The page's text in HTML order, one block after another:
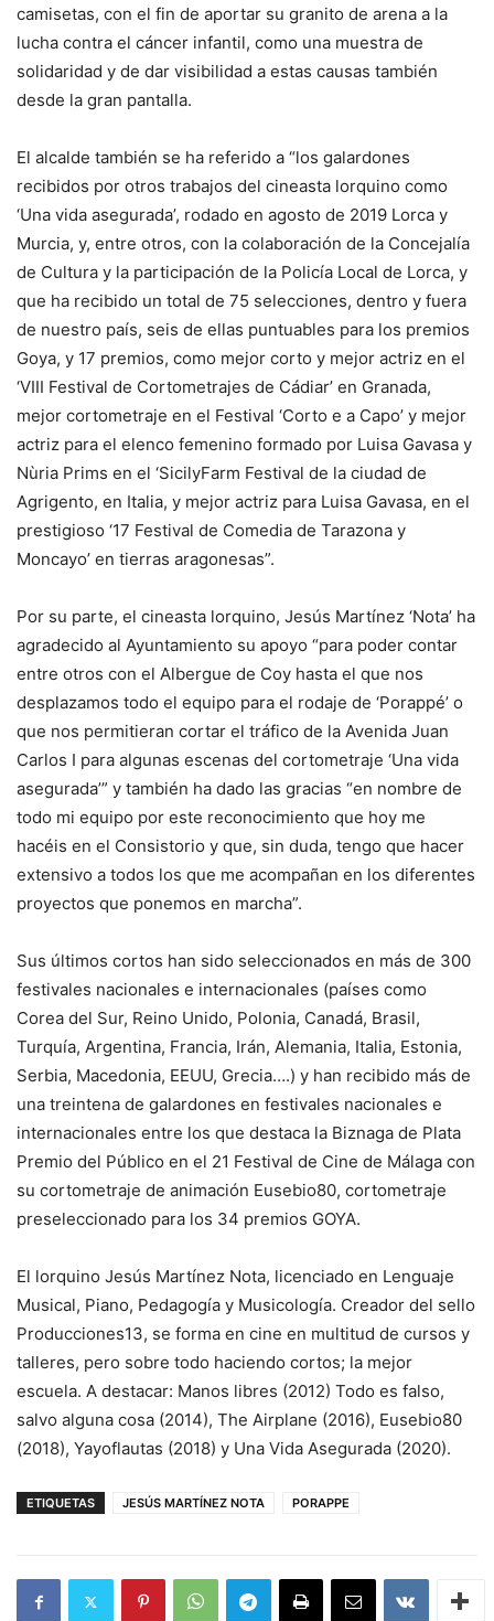
camisetas, con el fin de aportar su granito de arena a la
lucha contra el cáncer infantil, como una muestra de
solidaridad y de dar visibilidad a estas causas también
desde la gran pantalla.
El alcalde también se ha referido a “los galardones
recibidos por otros trabajos del cineasta lorquino como
‘Una vida asegurada’, rodado en agosto de 2019 Lorca y
Murcia, y, entre otros, con la colaboración de la Concejalía
de Cultura y la participación de la Policía Local de Lorca, y
que ha recibido un total de 75 selecciones, dentro y fuera
de nuestro país, seis de ellas puntuables para los premios
Goya, y 17 premios, como mejor corto y mejor actriz en el
‘VIII Festival de Cortometrajes de Cádiar’ en Granada,
mejor cortometraje en el Festival ‘Corto e a Capo’ y mejor
actriz para el elenco femenino formado por Luisa Gavasa y
Nùria Prims en el ‘SicilyFarm Festival de la ciudad de
Agrigento, en Italia, y mejor actriz para Luisa Gavasa, en el
prestigioso ‘17 Festival de Comedia de Tarazona y
Moncayo’ en tierras aragonesas”.
Por su parte, el cineasta lorquino, Jesús Martínez ‘Nota’ ha
agradecido al Ayuntamiento su apoyo “para poder contar
entre otros con el Albergue de Coy hasta el que nos
desplazamos todo el equipo para el rodaje de ‘Porappé’ o
que nos permitieran cortar el tráfico de la Avenida Juan
Carlos I para algunas escenas del cortometraje ‘Una vida
asegurada’” y también ha dado las gracias “en nombre de
todo mi equipo por este reconocimiento que hoy me
hacéis en el Consistorio y que, sin duda, tengo que hacer
extensivo a todos los que me acompañan en los diferentes
proyectos que ponemos en marcha”.
Sus últimos cortos han sido seleccionados en más de 300
festivales nacionales e internacionales (países como
Corea del Sur, Reino Unido, Polonia, Canadá, Brasil,
Turquía, Argentina, Francia, Irán, Alemania, Italia, Estonia,
Serbia, Macedonia, EEUU, Grecia….) y han recibido más de
una treintena de galardones en festivales nacionales e
internacionales entre los que destaca la Biznaga de Plata
Premio del Público en el 21 Festival de Cine de Málaga con
su cortometraje de animación Eusebio80, cortometraje
preseleccionado para los 34 premios GOYA.
El lorquino Jesús Martínez Nota, licenciado en Lenguaje
Musical, Piano, Pedagogía y Musicología. Creador del sello
Producciones13, se forma en cine en multitud de cursos y
talleres, pero sobre todo haciendo cortos; la mejor
escuela. A destacar: Manos libres (2012) Todo es falso,
salvo alguna cosa (2014), The Airplane (2016), Eusebio80
(2018), Yayoflautas (2018) y Una Vida Asegurada (2020).
ETIQUETAS JESÚS MARTÍNEZ NOTA PORAPPE